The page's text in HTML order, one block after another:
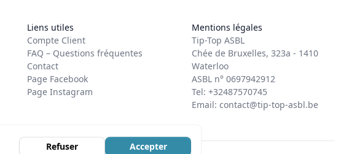
Liens utiles
Compte Client
FAQ – Questions fréquentes
Contact
Page Facebook
Page Instagram
Mentions légales
Tip-Top ASBL
Chée de Bruxelles, 323a - 1410
Waterloo
ASBL n° 0697942912
Tel: +32487570745
Email: contact@tip-top-asbl.be
Refuser Accepter